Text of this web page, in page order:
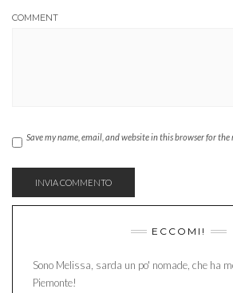
COMMENT
Save my name, email, and website in this browser for the
ECCOMI!
Sono Melissa, sarda un po' nomade, che ha
Piemonte!